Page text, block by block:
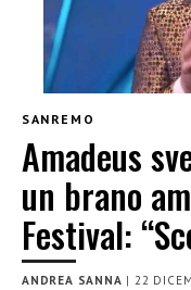
SANREMO
Amadeus
un brano
Festival:
ANDREA SANNA |22